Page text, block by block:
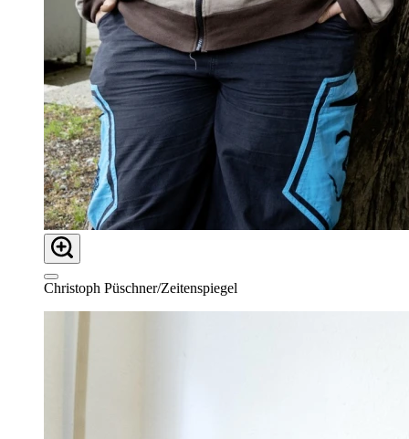
Christoph Püschner/Zeitenspiegel